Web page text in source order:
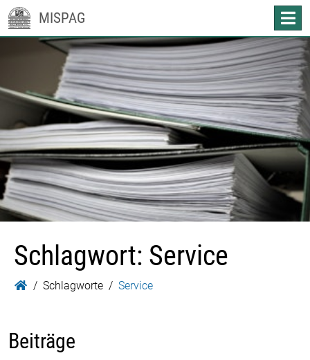
MISPAG
Schlagwort: Service
Schlagworte Service
Beiträge